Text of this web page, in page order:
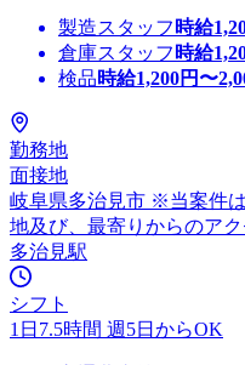
製造スタッフ 時給
倉庫スタッフ 時給
検品時給1,200円〜
勤務地
面接地
岐阜県多治見市 ※当案件
地及び、最寄りからのア
多治見駅
シフト
1日7.5時間 週5日からOK